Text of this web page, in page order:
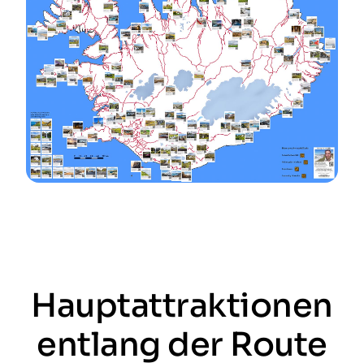
Hauptattraktionen
entlang der Route